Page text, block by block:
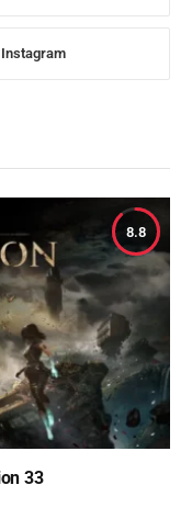
Instagram
8.8
33